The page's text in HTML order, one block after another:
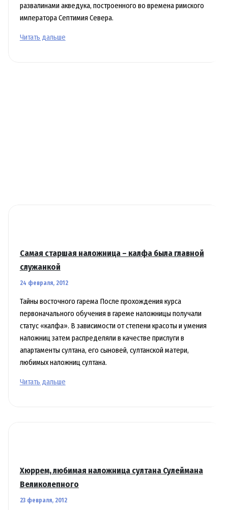
развалинами акведука, построенного во времена римского
императора Септимия Севера.
Евнухи
Читать дальше
Самая старшая наложница – калфа была главной
служанкой
24 февраля, 2012
Тайны восточного гарема После прохождения курса
первоначального обучения в гареме наложницы получали
статус «калфа». В зависимости от степени красоты и умения
наложниц затем распределяли в качестве прислуги в
апартаменты султана, его сыновей, султанской матери,
любимых наложниц султана.
Самая
служанкой
Читать дальше
Хюррем, любимая наложница султана Сулеймана
Великолепного
23 февраля, 2012